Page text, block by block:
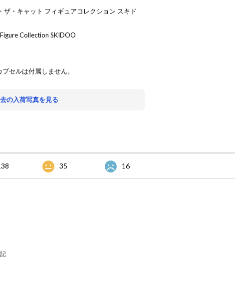
ザ・キャット フィギュアコレクション スキド
Collection SKIDOO
セルは付属しません。
の入荷写真を見る
35 16